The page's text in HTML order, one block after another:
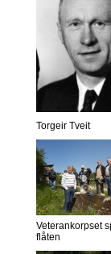
Torgeir Tveit
Veterankorpset
flåten